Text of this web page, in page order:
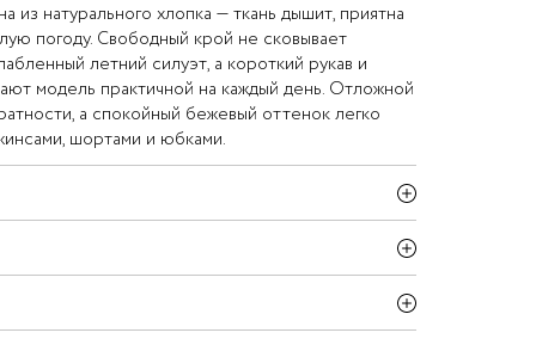
из натурального хлопка — ткань дышит, приятна
погоду. Свободный крой не сковывает
летний силуэт, а короткий рукав и
модель практичной на каждый день. Отложной
а спокойный бежевый оттенок легко
шортами и юбками.